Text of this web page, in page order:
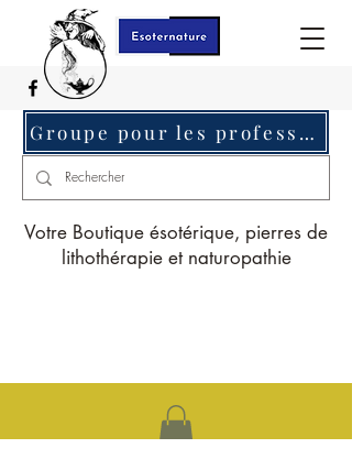
Votre Boutique ésotérique, pierres de
lithothérapie et naturopathie
Groupe pour les professionnels c'est ici